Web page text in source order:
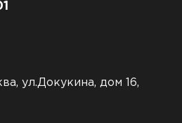
ул.Докукина, дом 16,